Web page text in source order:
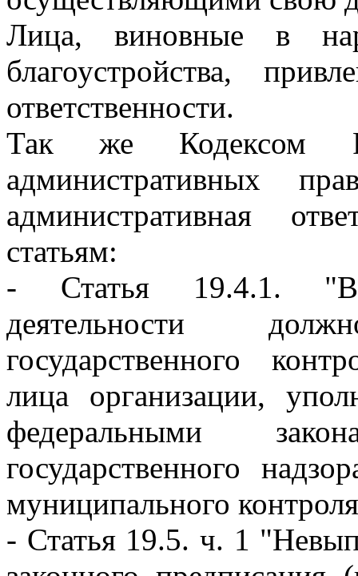
Лица, виновные в
благоустройства,
ответственности.
Так же Кодексом
административных
административная
статьям:
- Статья 19.4.1.
деятельности
государственного
лица организации,
федеральными
государственного
муниципального
- Статья 19.5. ч. 1